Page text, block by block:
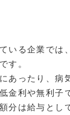
いる企業では
す。
あったり、病
金利や無利子
分は給与とし